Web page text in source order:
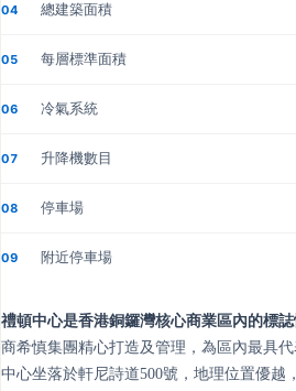
04 總建築面積
05 每層標準面積
06 冷氣系統
07 升降機數目
08 停車場
09 附近停車場
禮頓中心是香港銅鑼灣核心商業區內的標
商希慎集團精心打造及管理，為區內最具
中心坐落於軒尼詩道500號，地理位置優越